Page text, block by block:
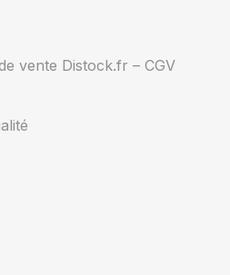
vente Distock.fr – CGV